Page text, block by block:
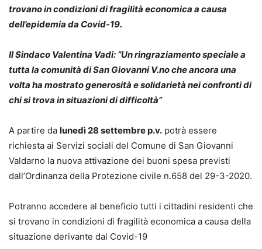
trovano in condizioni di fragilità economica a causa
dell’epidemia da Covid-19.
Il Sindaco Valentina Vadi: “Un ringraziamento speciale a
tutta la comunità di San Giovanni V.no che ancora una
volta ha mostrato generosità e solidarietà nei confronti di
chi si trova in situazioni di difficoltà”
A partire da lunedì 28 settembre p.v. potrà essere
richiesta ai Servizi sociali del Comune di San Giovanni
Valdarno la nuova attivazione dei buoni spesa previsti
dall’Ordinanza della Protezione civile n.658 del 29-3-2020.
Potranno accedere al beneficio tutti i cittadini residenti che
si trovano in condizioni di fragilità economica a causa della
situazione derivante dal Covid-19